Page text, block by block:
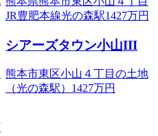
シアーズタウン小山III
熊本市東区小山４丁目の土地
（光の森駅）1427万円